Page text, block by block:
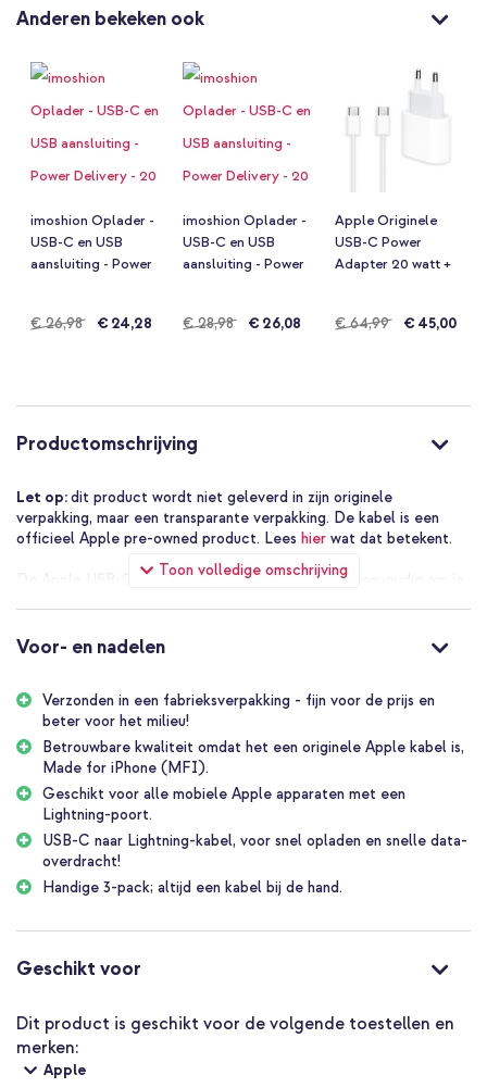
Anderen bekeken ook
imoshion Oplader -
USB-C en USB
aansluiting - Power
kabel - 1 meter - Wit
Normale
€ 26,98 € 24,28
imoshion Oplader -
USB-C en USB
aansluiting - Power
kabel - 2 meter - Wit
Normale
€ 28,98 € 26,08
Apple Originele
USB-C Power
Adapter 20 watt +
oplaadkabel - 2
Normale
€ 64,99 € 45,00
Productomschrijving
Toon volledige omschrijving
Let op:dit product wordt niet geleverd in zijn originele
verpakking, maar een transparante verpakking. De kabel is een
officieel Apple pre-owned product. Lees hier wat dat betekent.
De Apple USB-C naar Lightning-kabel maakt het eenvoudig om je
ben je snel weer onderweg.
Deze kabel werkt met diverse Apple USB-C-lichtnetadapters,
variërend van 18W tot 96W. Hiermee laad je zowel iPhones als
iPads probleemloos op, inclusief snelladen bij ondersteunde
modellen.
Eenvoudig synchroniseren van data
Synchroniseer foto’s, video’s en bestanden tussen je Lightning-
device en een Mac of iPad met USB-C. Apple’s vertrouwde
kwaliteit zorgt voor een soepel en efficiënt proces.
Apple pre-owned producten zijn originele, tweedehands Apple
Apple's officiële distributiekanalen, functioneren ze perfect maar
Apple-verpakking. Dit bespaart kosten, draagt bij aan een
duurzamer gebruik van grondstoffen en heeft als resultaat een
scherp geprijsd product!
Voor- en nadelen
Verzonden in een fabrieksverpakking - fijn voor de prijs en
beter voor het milieu!
Betrouwbare kwaliteit omdat het een originele Apple kabel is,
Made for iPhone (MFI).
Geschikt voor alle mobiele Apple apparaten met een
Lightning-poort.
USB-C naar Lightning-kabel, voor snel opladen en snelle data-
overdracht!
Handige 3-pack; altijd een kabel bij de hand.
Geschikt voor
Dit product is geschikt voor de volgende toestellen en
merken:
Apple